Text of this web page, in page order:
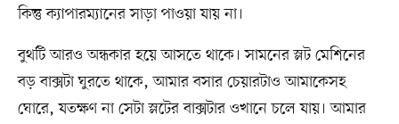
কিন্তু ক্যাপারম্যানের সাড়া পাওয়া যায় না।
বুথটি আরও অন্ধকার হয়ে আসতে থাকে। সামনের স্লট মেশিনের
বড় বাক্সটা ঘুরতে থাকে, আমার বসার চেয়ারটাও আমাকেসহ
ঘোরে, যতক্ষণ না সেটা স্লটের বাক্সটার ওখানে চলে যায়। আমার